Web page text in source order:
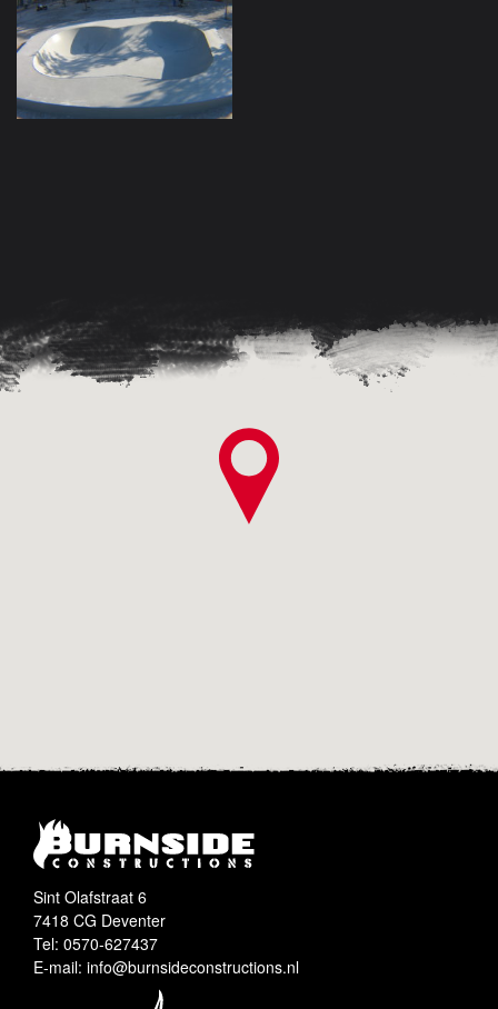
Sint Olafstraat 6
7418 CG Deventer
Tel: 0570-627437
E-mail: info@burnsideconstructions.nl